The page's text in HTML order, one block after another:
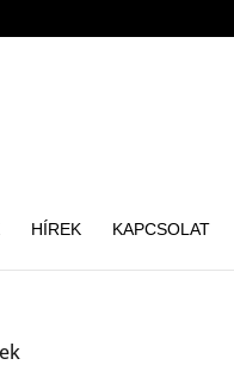
HÍREK KAPCSOLAT